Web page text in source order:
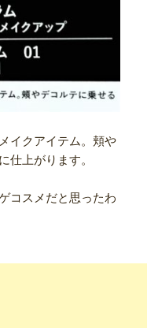
イクアイテム。頬や
仕上がります。
コスメだと思ったわ